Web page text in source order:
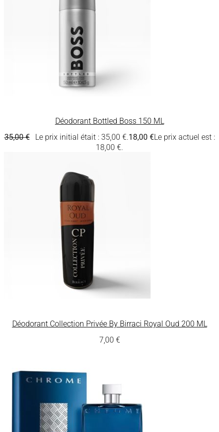
Déodorant Bottled Boss 150 ML
35,00€ Le prix initial était : 35,00 €.18,00 €Le prix actuel est :
18,00 €.
Déodorant Collection Privée By Birraci Royal Oud 200 ML
7,00 €